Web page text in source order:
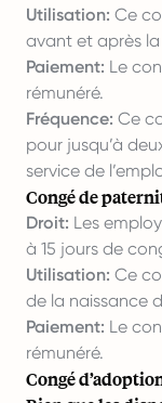
Utilisation: Ce
avant et après la
Paiement: Le
rémunéré.
Fréquence: Ce
pour jusqu’à
service de
Congé de
Droit: Les
à 15 jours de
Utilisation: Ce
de la naissance
Paiement: Le
rémunéré.
Congé